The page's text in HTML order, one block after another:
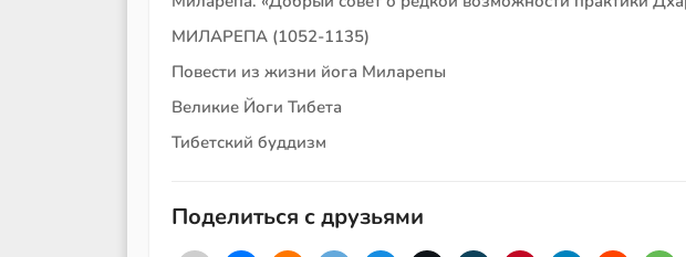
МИЛАРЕПА (1052-1135)
Повести из жизни йога Миларепы
Великие Йоги Тибета
Тибетский буддизм
Поделиться с друзьями